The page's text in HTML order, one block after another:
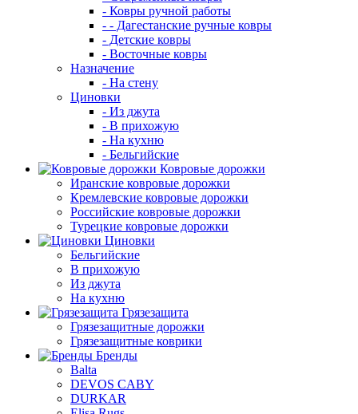
- Ковры ручной работы
- - Дагестанские ручные ковры
- Детские ковры
- Восточные ковры
Назначение
- На стену
Циновки
- Из джута
- В прихожую
- На кухню
- Бельгийские
Ковровые дорожки
Иранские ковровые дорожки
Кремлевские ковровые дорожки
Российские ковровые дорожки
Турецкие ковровые дорожки
Циновки
Бельгийские
В прихожую
Из джута
На кухню
Грязезащита
Грязезащитные дорожки
Грязезащитные коврики
Бренды
Balta
DEVOS CABY
DURKAR